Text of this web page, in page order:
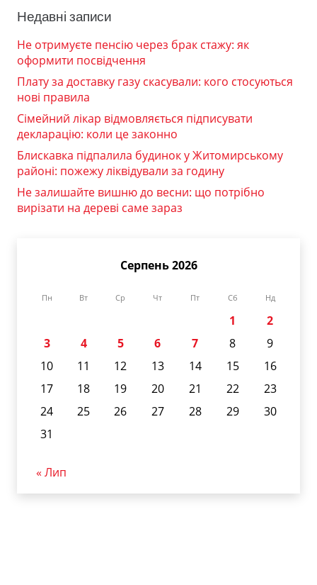
Недавні записи
Не отримуєте пенсію через брак стажу: як
оформити посвідчення
Плату за доставку газу скасували: кого стосуються
нові правила
Сімейний лікар відмовляється підписувати
декларацію: коли це законно
Блискавка підпалила будинок у Житомирському
районі: пожежу ліквідували за годину
Не залишайте вишню до весни: що потрібно
вирізати на дереві саме зараз
Серпень 2026
Пн Вт Ср Чт Пт Сб Нд
1
2
3
4 5 6 7 8
9
10
11 12 13 14 15
16
17
18 19 20 21 22
23
24
25 26 27 28 29
30
31
« Лип